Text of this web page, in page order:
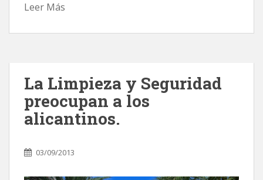
Leer Más
La Limpieza y Seguridad
preocupan a los
alicantinos.
03/09/2013